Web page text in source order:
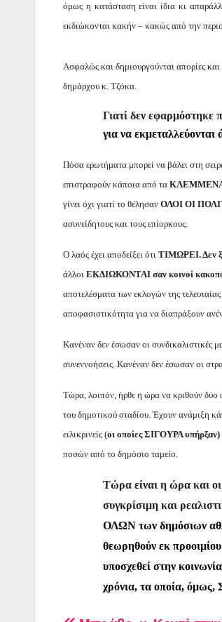
όμως η κατάσταση είναι ίδια κι
εκδιώκονται κακήν – κακώς από την
Ασφαλώς και δημιουργούνται απορίες
δημάρχου κ. Τζόκα.
Γιατί δεν εφαρμόστηκε
για να
Πόσα ερωτήματα μπορεί να βάλει στη
επιστραφούν κάποια από τα
γίνει όχι γιατί το θέλησαν ΟΛΟΙ ΟΙ
ασυνείδητους και τους επίορκους.
Ο λαός έχει αποδείξει ότι ΤΙΜΩΡΕΙ. Δεν
άλλοι ΕΚΔΙΩΚΟΝΤΑΙ σαν κοινοί
αποτελέσματα των εκλογών της
αποφασιστικότητα για να διαπράξουν
Κανέναν δεν έσωσαν οι συνδικαλιστικές
συνεννοήσεις. Κανέναν δεν έσωσαν οι
Τώρα, λοιπόν, ήρθε η ώρα να κριθούν δύο
του δημοτικού σταδίου. Έχουν ανάμιξη
ειλικρινείς (οι οποίες ΣΙΓΟΥΡΑ υπήρξαν)
ποσών από το δημόσιο ταμείο.
Τώρα είναι η ώρα και
συγκρίσιμη και
ΟΛΩΝ των δημόσιων
θεωρηθούν εκ
υποσχεθεί στην
χρόνια, τα οποία, όμως,